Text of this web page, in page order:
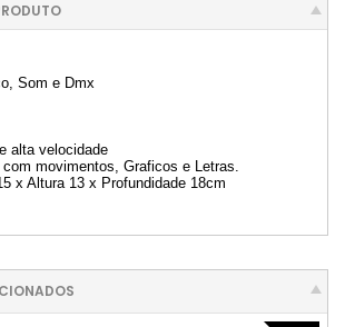
Som e Dmx
alta velocidade
movimentos, Graficos e Letras.
x Altura 13 x Profundidade 18cm